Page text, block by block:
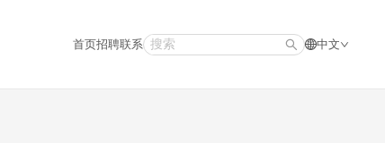
首页招聘联系 中文